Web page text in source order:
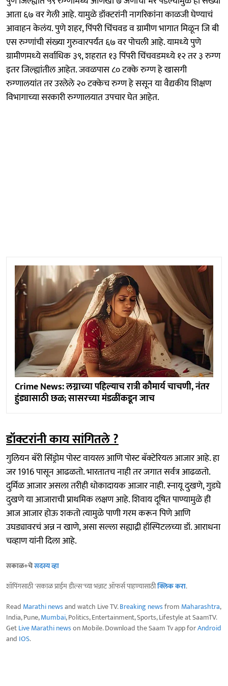
आता ६७ वर गेली आहे. यामुळे डॉक्टरांनी नागरिकांना काळजी घेण्याचं
आवाहन केलंय. पुणे शहर, पिंपरी चिंचवड व ग्रामीण भागात मिळून जि बी
एस रुग्‍णांची संख्‍या गुरुवारपर्यंत ६७ वर पोचली आहे. यामध्‍ये पुणे
ग्रामीणमध्‍ये सर्वाधिक ३९, शहरात १३ पिंपरी चिंचवडमध्‍ये १२ तर ३ रुग्‍ण
इतर जिल्ह्यांतील आहेत. जवळपास ८० टक्‍के रुग्‍ण हे खासगी
रुग्‍णालयांत तर उरलेले २० टक्‍केच रुग्‍ण हे ससून या वैद्यकीय शिक्षण
विभागाच्‍या सरकारी रुग्‍णालयात उपचार घेत आहेत.
Crime News: लग्नाच्या पहिल्याच रात्री कौमार्य चाचणी, नंतर
हुंड्यासाठी छळ; सासरच्या मंडळींकडून जाच
डॉक्टरांनी काय सांगितले ?
गुलियन बॅरी सिंड्रोम पोस्ट वायरल आणि पोस्ट बॅक्टेरियल आजार आहे. हा
जर 1916 पासून आढळतो. भारतातच नाही तर जगात सर्वत्र आढळतो.
दुर्मिळ आजार असला तरीही धोकादायक आजार नाही. स्नायू दुखणे, गुडघे
दुखणे या आजाराची प्राथमिक लक्षण आहे. शिवाय दूषित पाण्यामुळे ही
आज आजार होऊ शकतो त्यामुळे पाणी गरम करून पिणे आणि
उघड्यावरचं अन्न न खाणे, असा सल्ला सह्याद्री हॉस्पिटलच्या डॉ. आराधना
चव्हाण यांनी दिला आहे.
सकाळ+चेसदस्य व्हा
शॉपिंगसाठी 'सकाळ प्राईम डील्स'च्या भन्नाट ऑफर्स पाहण्यासाठीक्लिक करा.
Read Marathi newsand watch Live TV.Breaking newsfrom Maharashtra,
India, Pune,Mumbai, Politics, Entertainment, Sports, Lifestyle at SaamTV.
GetLive Marathi newson Mobile. Download the Saam Tv app forAndroid
and IOS.